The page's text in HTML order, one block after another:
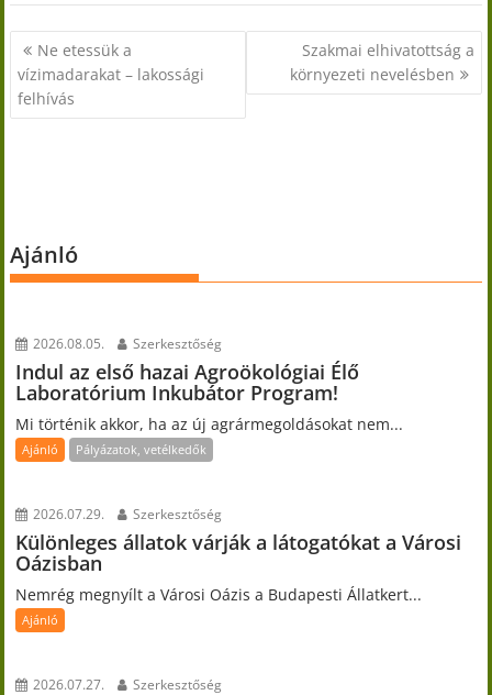
Bejegyzés
navigáció
Ne etessük a
vízimadarakat – lakossági
felhívás
Szakmai elhivatottság a
környezeti nevelésben
Ajánló
2026.08.05. Szerkesztőség
Indul az első hazai Agroökológiai Élő
Laboratórium Inkubátor Program!
Mi történik akkor, ha az új agrármegoldásokat nem...
Ajánló Pályázatok, vetélkedők
2026.07.29. Szerkesztőség
Különleges állatok várják a látogatókat a Városi
Oázisban
Nemrég megnyílt a Városi Oázis a Budapesti Állatkert...
Ajánló
2026.07.27. Szerkesztőség